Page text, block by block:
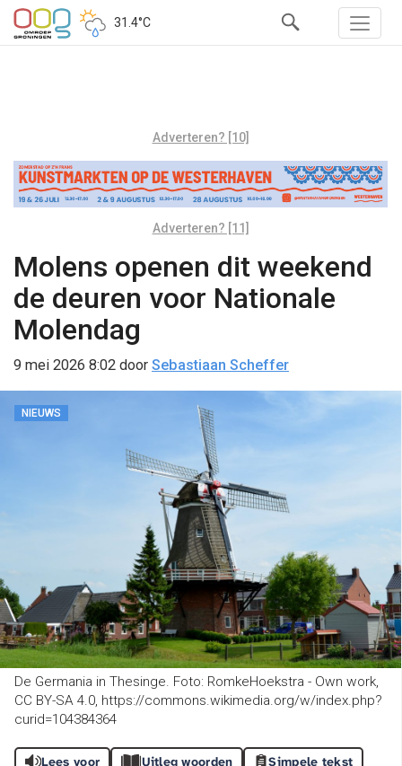
31.4°C
Adverteren? [10]
Adverteren? [11]
Molens openen dit weekend
de deuren voor Nationale
Molendag
9 mei 2026 8:02 door Sebastiaan Scheffer
NIEUWS
De Germania in Thesinge. Foto: RomkeHoekstra - Own work,
CC BY-SA 4.0, https://commons.wikimedia.org/w/index.php?
curid=104384364
Lees voor Uitleg woorden Simpele tekst